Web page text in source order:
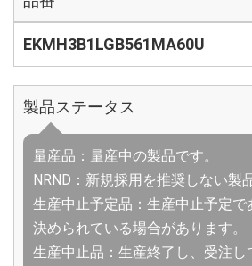
EKMH3B1LGB561MA60U
製品ステータス
量産品：量産中の製品です。
NRND：新規採用を推奨しない製
生産中止予定品：生産中止予定
決められている場合があります。
生産中止品：生産終了し、受注し